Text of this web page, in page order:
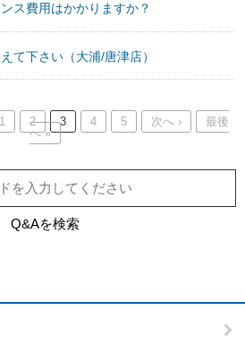
ス費用はかかりますか？
て下さい（大浦/唐津店）
1 2 3 4 5 次へ ›
最後
へ »
Q&Aを検索